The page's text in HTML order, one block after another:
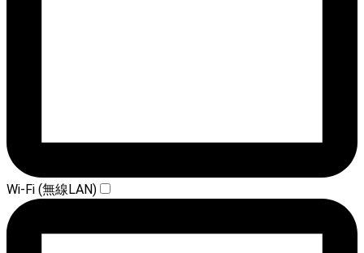
Wi-Fi (無線LAN)